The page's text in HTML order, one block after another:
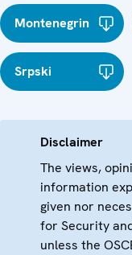
Montenegrin
Srpski
Disclaimer
The views,
information
given nor
for Security
unless the